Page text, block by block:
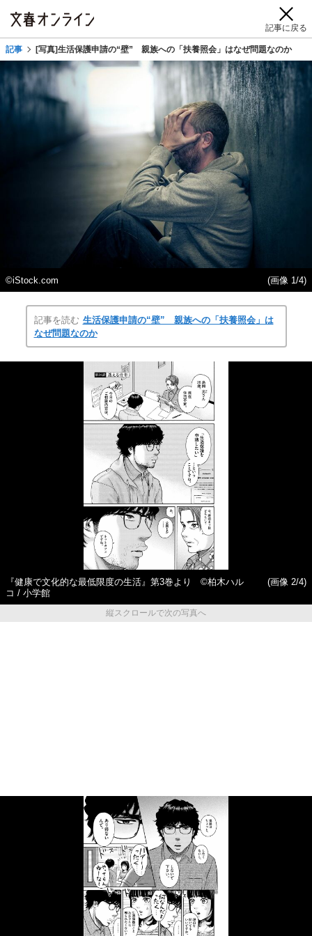
記事に戻る
記事 [写真]生活保護申請の“壁” 親族への「扶養照会」はなぜ問題なのか
©iStock.com (画像 1/4)
記事を読む 生活保護申請の“壁” 親族への「扶養照会」は
なぜ問題なのか
『健康で文化的な最低限度の生活』第3巻より ©柏木ハル
コ / 小学館
(画像 2/4)
縦スクロールで次の写真へ